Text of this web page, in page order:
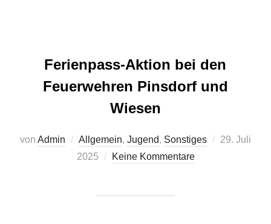
Ferienpass-Aktion bei den
Feuerwehren Pinsdorf und
Wiesen
von Admin Allgemein, Jugend, Sonstiges
29. Juli
2025
Keine Kommentare